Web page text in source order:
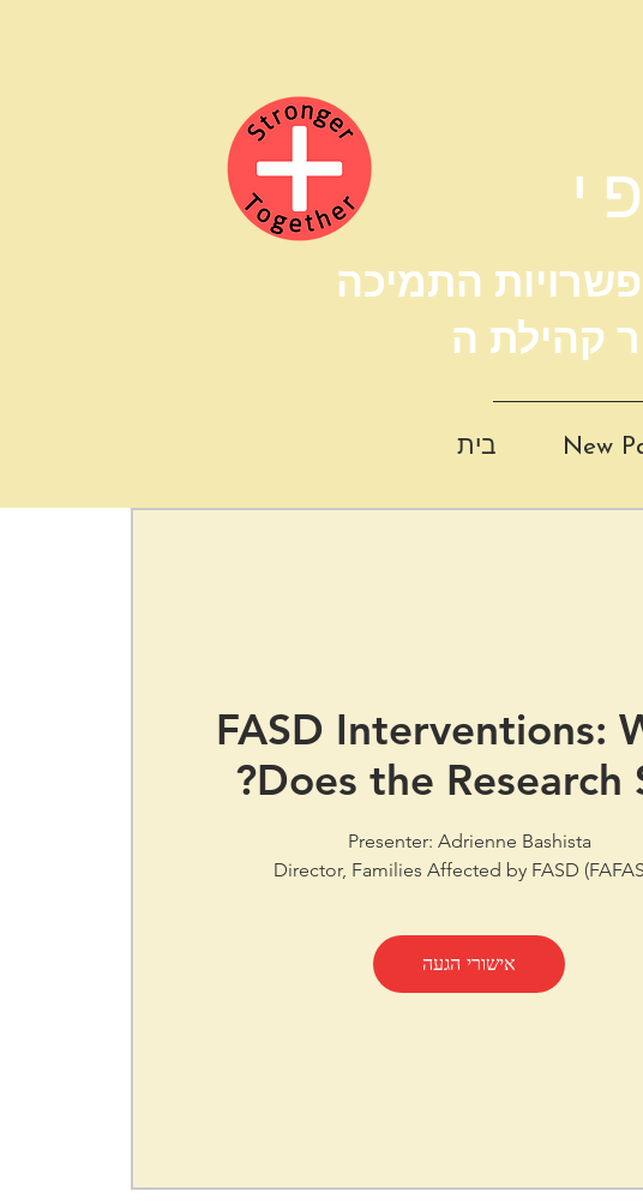
התמיכה
בית New
FASD Interventions:
Does the Research
Director, Families Affected by FASD
אישורי הגעה